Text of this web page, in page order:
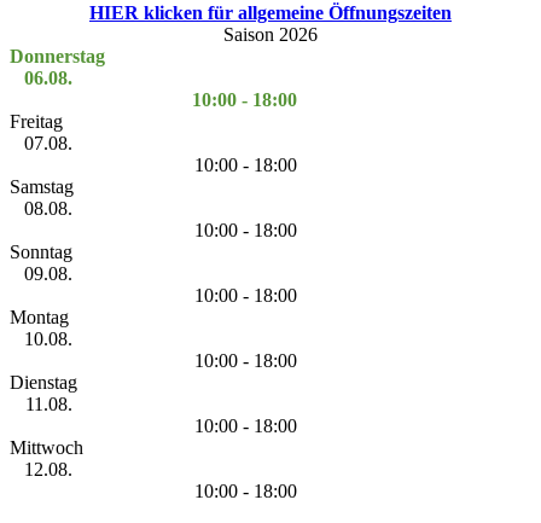
HIER klicken für allgemeine Öffnungszeiten
Saison 2026
Donnerstag
06.08.
10:00 - 18:00
Freitag
07.08.
10:00 - 18:00
Samstag
08.08.
10:00 - 18:00
Sonntag
09.08.
10:00 - 18:00
Montag
10.08.
10:00 - 18:00
Dienstag
11.08.
10:00 - 18:00
Mittwoch
12.08.
10:00 - 18:00